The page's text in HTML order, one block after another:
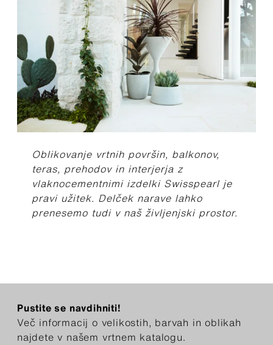
Oblikovanje vrtnih površin, balkonov,
teras, prehodov in interjerja z
vlaknocementnimi izdelki Swisspearl je
pravi užitek. Delček narave lahko
prenesemo tudi v naš življenjski prostor.
Pustite se navdihniti!
Več informacij o velikostih, barvah in oblikah
najdete v našem vrtnem katalogu.